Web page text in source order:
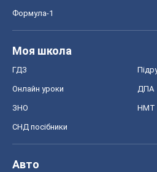
Формула-1
Моя школа
ГДЗ
Онлайн уроки ДПА
ЗНО НМТ
СНД посібники
Авто